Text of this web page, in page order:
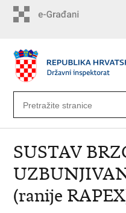
SUSTAV
(ranije